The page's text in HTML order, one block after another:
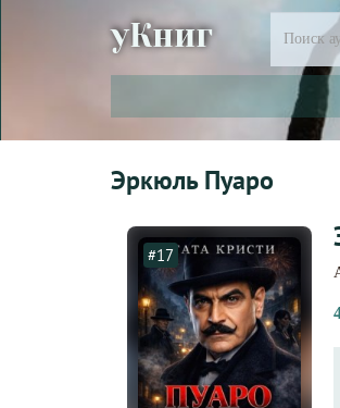
уКниг
Эркюль Пуаро
#17